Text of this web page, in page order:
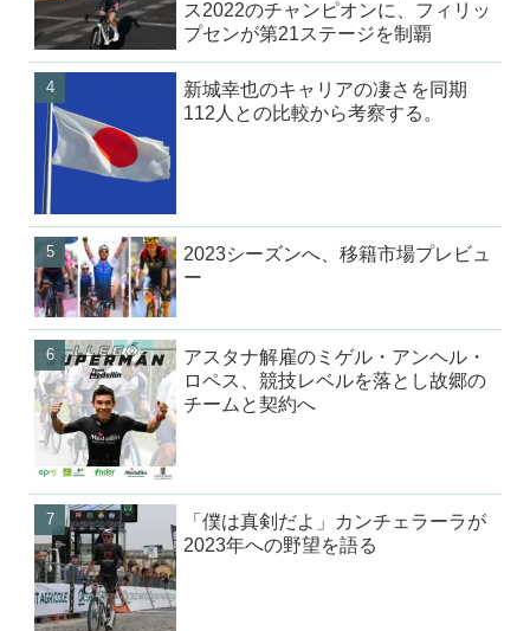
ス2022のチャンピオンに、フィリッ
プセンが第21ステージを制覇
新城幸也のキャリアの凄さを同期
112人との比較から考察する。
2023シーズンへ、移籍市場プレビュ
ー
アスタナ解雇のミゲル・アンヘル・
ロペス、競技レベルを落とし故郷の
チームと契約へ
「僕は真剣だよ」カンチェラーラが
2023年への野望を語る